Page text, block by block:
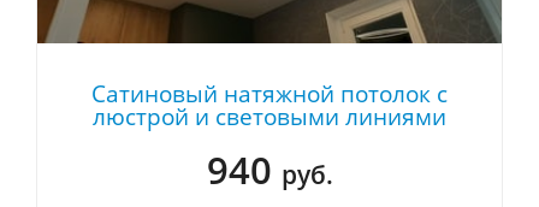
Сатиновый натяжной потолок с
люстрой и световыми линиями
940 руб.